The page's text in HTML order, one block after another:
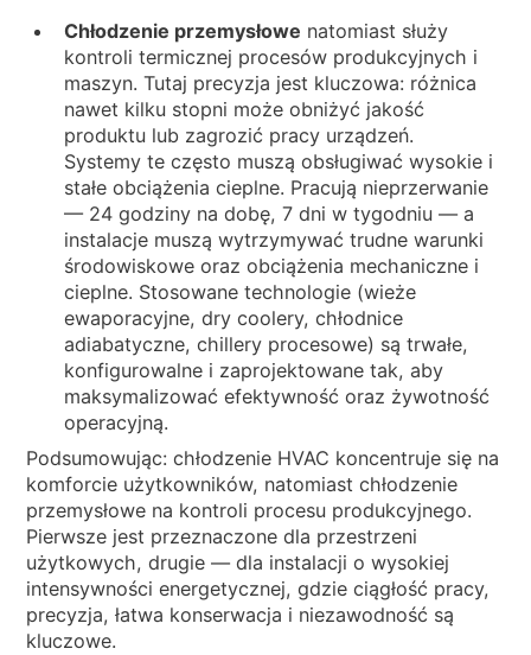
Chłodzenie przemysłowe natomiast służy
kontroli termicznej procesów produkcyjnych i
maszyn. Tutaj precyzja jest kluczowa: różnica
nawet kilku stopni może obniżyć jakość
produktu lub zagrozić pracy urządzeń.
Systemy te często muszą obsługiwać wysokie i
stałe obciążenia cieplne. Pracują nieprzerwanie
— 24 godziny na dobę, 7 dni w tygodniu — a
instalacje muszą wytrzymywać trudne warunki
środowiskowe oraz obciążenia mechaniczne i
cieplne. Stosowane technologie (wieże
ewaporacyjne, dry coolery, chłodnice
adiabatyczne, chillery procesowe) są trwałe,
konfigurowalne i zaprojektowane tak, aby
maksymalizować efektywność oraz żywotność
operacyjną.
Podsumowując: chłodzenie HVAC koncentruje się na
komforcie użytkowników, natomiast chłodzenie
przemysłowe na kontroli procesu produkcyjnego.
Pierwsze jest przeznaczone dla przestrzeni
użytkowych, drugie — dla instalacji o wysokiej
intensywności energetycznej, gdzie ciągłość pracy,
precyzja, łatwa konserwacja i niezawodność są
kluczowe.